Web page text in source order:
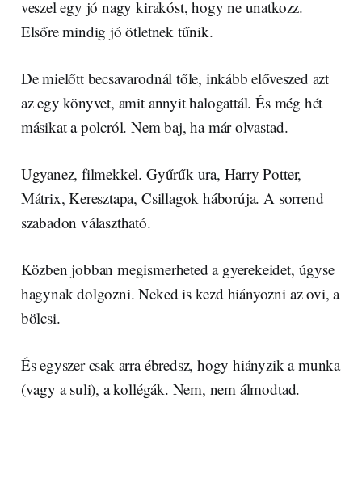
veszel egy jó nagy kirakóst, hogy ne unatkozz.
Elsőre mindig jó ötletnek tűnik.
De mielőtt becsavarodnál tőle, inkább előveszed azt
az egy könyvet, amit annyit halogattál. És még hét
másikat a polcról. Nem baj, ha már olvastad.
Ugyanez, filmekkel. Gyűrűk ura, Harry Potter,
Mátrix, Keresztapa, Csillagok háborúja. A sorrend
szabadon választható.
Közben jobban megismerheted a gyerekeidet, úgyse
hagynak dolgozni. Neked is kezd hiányozni az ovi, a
bölcsi.
És egyszer csak arra ébredsz, hogy hiányzik a munka
(vagy a suli), a kollégák. Nem, nem álmodtad.